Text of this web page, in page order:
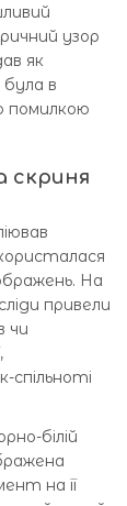
узор
як
в
помилкою
скриня
На
привели
чи
білій
на її